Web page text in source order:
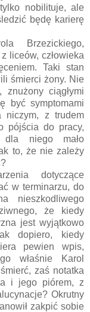
nobilituje, ale
będę karierę
Brzezickiego,
liceów, człowieka
Taki stan
śmierci żony. Nie
ciągłymi
być symptomami
niczym, z trudem
pójścia do pracy,
dla niego mało
to, że nie zależy
dotyczące
w terminarzu, do
nieszkodliwego
że kiedy
jest wyjątkowo
dopiero, kiedy
pewien wpis,
właśnie Karol
zaś notatka
i jego piórem, z
Okrutny
zakpić sobie